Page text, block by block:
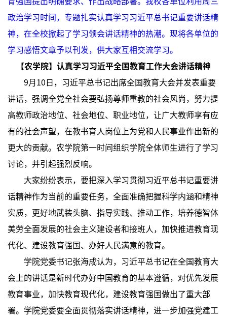
政治学习时间，专题扎实认真学习习近平总书记重要讲话精
神，在全校掀起了学习领会讲话精神的热潮。现将各单位的
学习感悟文章予以刊发，供大家互相交流学习。
【农学院】认真学习习近平全国教育工作大会讲话精神
9月10日，习近平总书记出席全国教育大会并发表重要
讲话，强调全党全社会要弘扬尊师重教的社会风尚，努力提
高教师政治地位、社会地位、职业地位，让广大教师享有应
有的社会声望，在教书育人岗位上为党和人民事业作出新的
更大的贡献。农学院第一时间组织学院全体师生进行了学习
讨论，并引起强烈反响。
大家纷纷表示，要把深入学习贯彻习近平总书记重要讲
话精神作为当前的重要任务，全面准确把握科学内涵和精神
实质，更好地武装头脑、指导实践、推动工作，培养德智体
美劳全面发展的社会主义建设者和接班人，加快推进教育现
代化、建设教育强国、办好人民满意的教育。
学院党委书记张海成认为，习近平总书记在全国教育大
会上的讲话是新时代办好中国教育的基本遵循，对优先发展
教育事业，加快教育现代化，建设教育强国做出了重大部
署。学院党委要全面贯彻落实讲话精神，进一步加强党建工